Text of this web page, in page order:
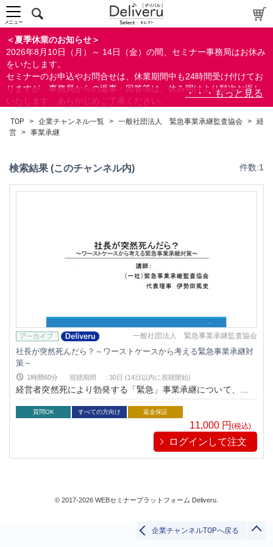
上級者向け
配布資料
指定しない
あり
なし
研修の提供
あり
すべて
検索
閉じる
＜夏季休業のお知らせ＞
2026年8月10日（月）～ 14日（金）の間、セミナー事務局はお休み
をいたします。
セミナーのお申込やお問合せは、休業期間中も24時間受け付けてお
りますが、事務局からの返事・回答等は、休み明けより順次お返し
いたします。あらかじめご了承ください。
ができます。
メニュー
TOP > 企業チャンネル一覧 > 一般社団法人 緊急事業承継監査協会 > 経
営 > 事業承継
検索結果 (このチャンネル内) 件数:1
一般社団法人 緊急事業承継監査協会
社長が突然死んだら？～ワーストケースから考える緊急事業承継対
策～
1時間60分 視聴期間 : 30日 (14日以内に視聴開始)
経営者突然死により勃発する「緊急」事業承継について、万が
一のときの対応から、生前対策までご紹介します。
質問OK すべての方向け 返金保証
11,000 円 (税込)
ログインして注文
企業チャンネルTOPへ戻る
© 2017-2026 WEBセミナープラットフォーム Deliveru.